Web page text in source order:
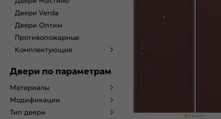
Двери Verda
Двери Оптим
Противопожарные
Комплектующие
Двери по параметрам
Материалы
Модификации
Тип двери